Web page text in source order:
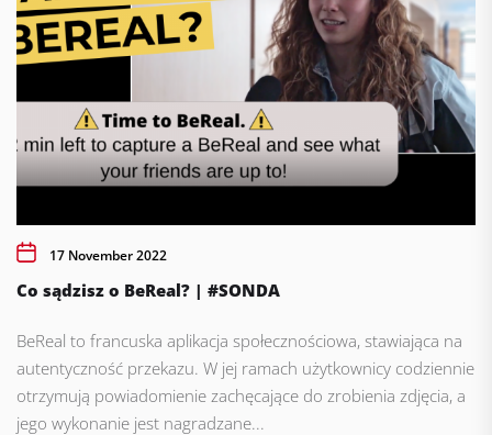
17 November 2022
Co sądzisz o BeReal? | #SONDA
BeReal to francuska aplikacja społecznościowa, stawiająca na
autentyczność przekazu. W jej ramach użytkownicy codziennie
otrzymują powiadomienie zachęcające do zrobienia zdjęcia, a
jego wykonanie jest nagradzane...